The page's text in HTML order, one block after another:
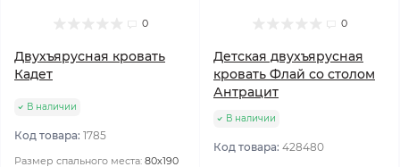
0
Двухъярусная кровать
Кадет
В наличии
Код товара: 1785
Размер спального места: 80х190
0
Детская двухъярусная
кровать Флай со столом
Антрацит
В наличии
Код товара: 428480